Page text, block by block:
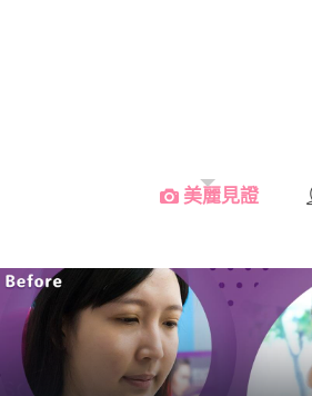
美麗見證